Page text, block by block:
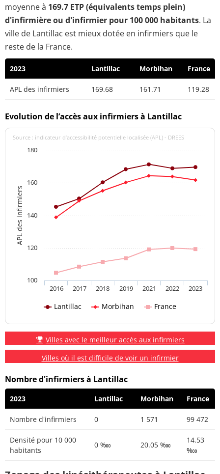
moyenne à 169.7 ETP (équivalents temps plein)
d'infirmière ou d'infirmier pour 100 000 habitants. La
ville de Lantillac est mieux dotée en infirmiers que le
reste de la France.
2023 Lantillac Morbihan France
APL des infirmiers 169.68 161.71 119.28
Evolution de l’accès aux infirmiers à Lantillac
APL des infirmiers
Source : indicateur d’accessibilité potentielle localisée (APL) - DREES
Lantillac Morbihan France
2016 2017 2018 2019 2021 2022 2023
100
120
140
160
180
Villes avec le meilleur accès aux infirmiers
Villes où il est difficile de voir un infirmier
Nombre d'infirmiers à Lantillac
2023 Lantillac Morbihan France
Nombre d'infirmiers 0 1 571 99 472
Densité pour 10 000
habitants
0 ‱ 20.05 ‱
14.53
‱